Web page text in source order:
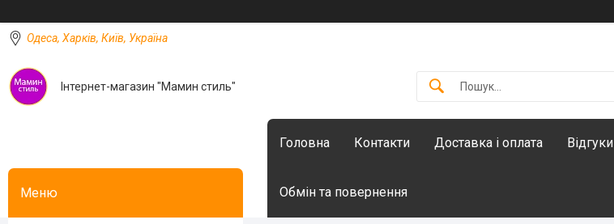
Одеса, Харків, Київ, Україна
Інтернет-магазин "Мамин стиль"
Головна Контакти Доставка і оплата Відгуки
Обмін та повернення